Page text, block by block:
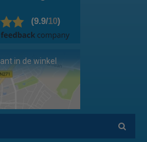
in de winkel